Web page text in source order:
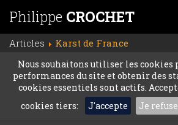
Philippe CROCHET
Articles Karst de France
Nous souhaitons utiliser les cookies
performances du site et obtenir des
cookies essentiels sont actifs.
cookies tiers:
J'accepte Je refuse